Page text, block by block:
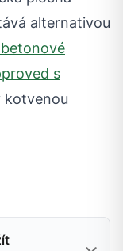
alternativou
s
kotvenou